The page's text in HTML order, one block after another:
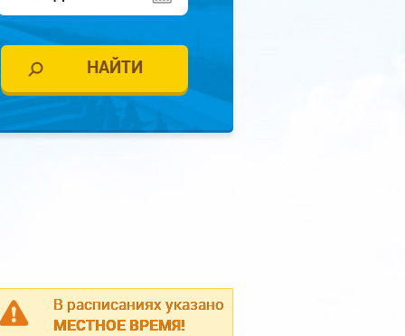
В расписаниях указано
МЕСТНОЕ ВРЕМЯ!